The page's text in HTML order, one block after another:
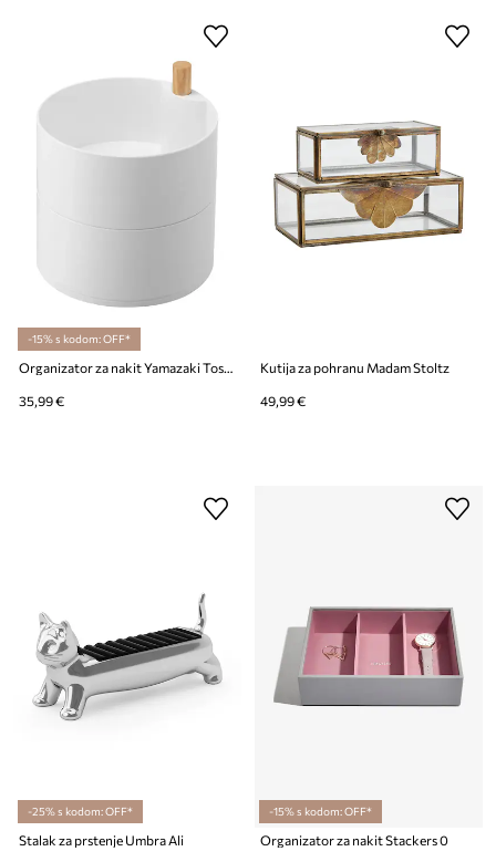
-15% s kodom: OFF*
35,99 €
Kutija za pohranu Madam Stoltz
49,99 €
-25% s kodom: OFF*
Stalak za prstenje Umbra Ali
-15% s kodom: OFF*
Organizator za nakit Stackers 0